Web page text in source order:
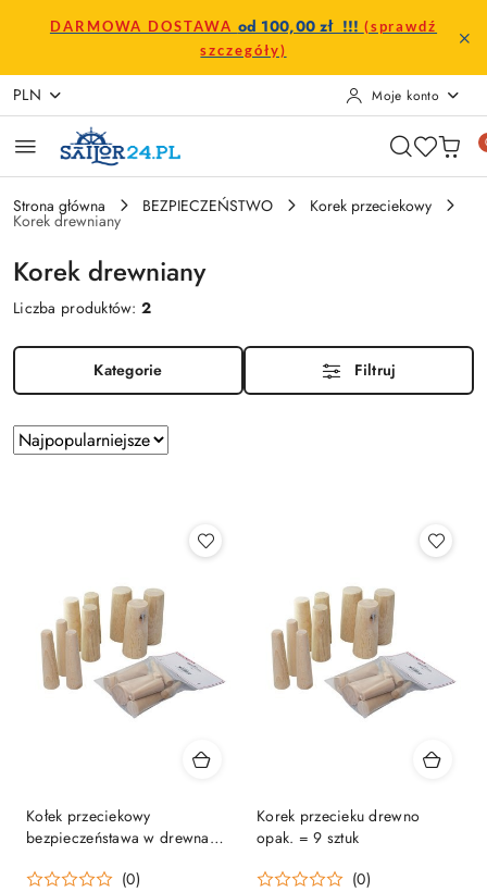
Przejdź do treści głównej
Przejdź do wyszukiwarki
Przejdź do moje konto
Przejdź do menu głównego
Przejdź do stopki
DARMOWA DOSTAWA od 100,00 zł !!! (sprawdź
szczegóły)
PLN Moje konto
Strona główna BEZPIECZEŃSTWO Korek przeciekowy
Korek drewniany
Korek drewniany
Liczba produktów:2
Kategorie Filtruj
Zastosowano
sortowanie:
Sortuj
według
Kołek przeciekowy
bezpieczeństawa w drewna
(0)
Korek przecieku drewno
opak. = 9 sztuk
(0)